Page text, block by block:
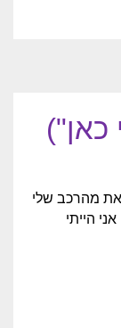
כאן")
מהרכב שלי
הייתי